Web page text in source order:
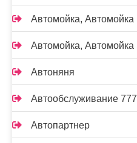
Автомойка, Автомойка
Автомойка, Автомойка
Автоняня
Автообслуживание 777
Автопартнер